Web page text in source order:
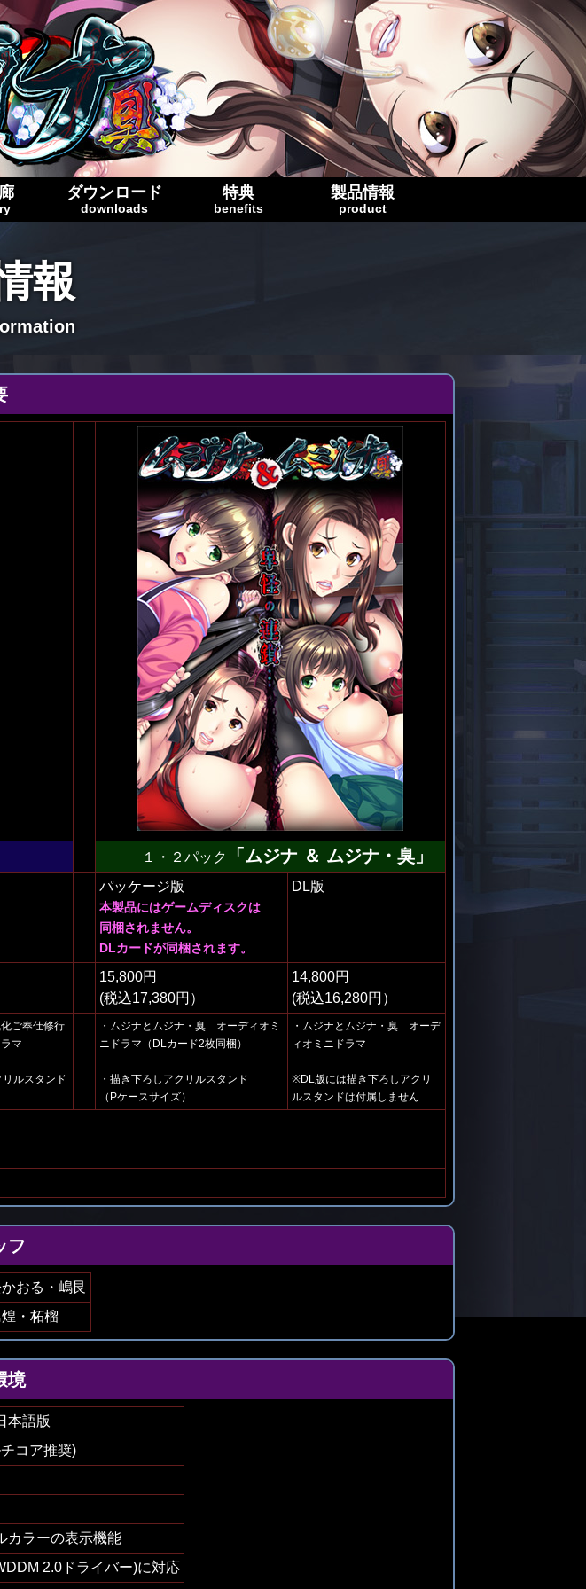
ダウンロード
downloads
特典
benefits
製品情報
product
報
１・２パック 「ムジナ ＆ ムジナ・臭」
パッケージ版
本製品にはゲームディスクは
同梱されません。
DLカードが同梱されます。
DL版
15,800円
(税込17,380円）
14,800円
(税込16,280円）
ご奉仕修行
マ
ルスタンド
・ムジナとムジナ・臭 オーディオミ
ニドラマ（DLカード2枚同梱）
・描き下ろしアクリルスタンド
（Pケースサイズ）
・ムジナとムジナ・臭 オーデ
ィオミニドラマ
※DL版には描き下ろしアクリ
ルスタンドは付属しません
フ
おる・嶋艮
・柘榴
境
本語版
コア推奨)
カラーの表示機能
2.0ドライバー)に対応